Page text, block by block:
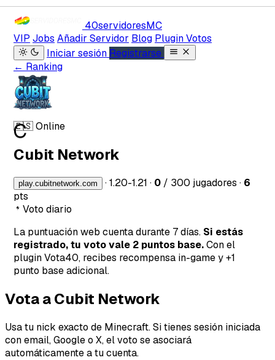
40servidoresMC
VIP Jobs Añadir Servidor Blog Plugin Votos
Iniciar sesión Registrarse
← Ranking
C
🇪🇸Online
Cubit Network
play.cubitnetwork.com ·1.20-1.21 · 0 / 300 jugadores · 6
pts
Voto diario
La puntuación web cuenta durante 7 días. Si estás
registrado, tu voto vale 2 puntos base.Con el
plugin Vota40, recibes recompensa in-game y +1
punto base adicional.
Vota a Cubit Network
Usa tu nick exacto de Minecraft. Si tienes sesión iniciada
con email, Google o X, el voto se asociará
automáticamente a tu cuenta.